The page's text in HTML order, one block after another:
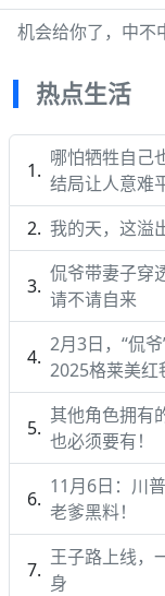
机会给你了，中不
热点生活
哪怕牺牲自己
结局让人意难
我的天，这溢
侃爷带妻子穿
请不请自来
2月3日，“侃
2025格莱美
其他角色拥有
也必须要有！
11月6日：川
老爹黑料！
王子路上线，
身